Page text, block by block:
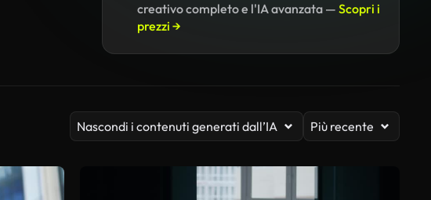
creativo completo e l'IA avanzata — Scopri i
prezzi →
Nascondi i contenuti generati dall’IA Più recente